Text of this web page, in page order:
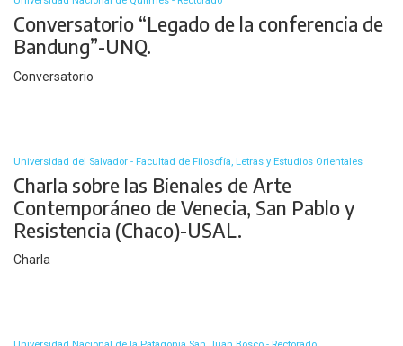
Conversatorio “Legado de la conferencia de
Bandung”-UNQ.
Conversatorio
Universidad del Salvador - Facultad de Filosofía, Letras y Estudios Orientales
Charla sobre las Bienales de Arte
Contemporáneo de Venecia, San Pablo y
Resistencia (Chaco)-USAL.
Charla